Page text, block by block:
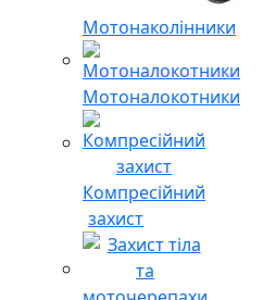
Мотонаколінники
Мотоналокотники
Компресійний
захист